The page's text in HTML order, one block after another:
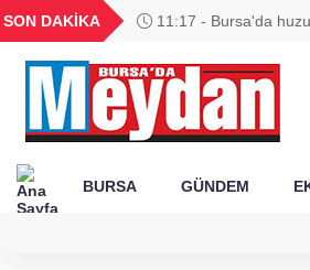
SON DAKİKA 11:17 - Bursa'da
GEL
18,2677
16,3788
BURSA GÜNDEM